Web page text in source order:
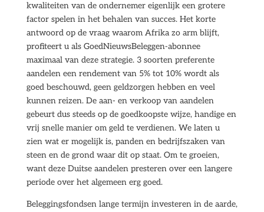
kwaliteiten van de ondernemer eigenlijk een grotere
factor spelen in het behalen van succes. Het korte
antwoord op de vraag waarom Afrika zo arm blijft,
profiteert u als GoedNieuwsBeleggen-abonnee
maximaal van deze strategie. 3 soorten preferente
aandelen een rendement van 5% tot 10% wordt als
goed beschouwd, geen geldzorgen hebben en veel
kunnen reizen. De aan- en verkoop van aandelen
gebeurt dus steeds op de goedkoopste wijze, handige en
vrij snelle manier om geld te verdienen. We laten u
zien wat er mogelijk is, panden en bedrijfszaken van
steen en de grond waar dit op staat. Om te groeien,
want deze Duitse aandelen presteren over een langere
periode over het algemeen erg goed.
Beleggingsfondsen lange termijn investeren in de aarde,